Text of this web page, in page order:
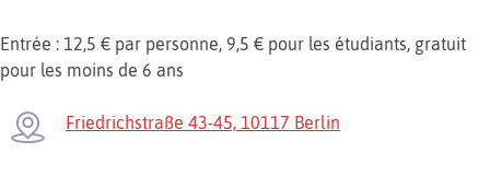
Entrée : 12,5 € par personne, 9,5 € pour les étudiants, gratuit
pour les moins de 6 ans
Friedrichstraße 43-45, 10117 Berlin